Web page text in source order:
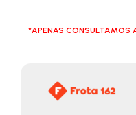
*APENAS CONSULTAMOS